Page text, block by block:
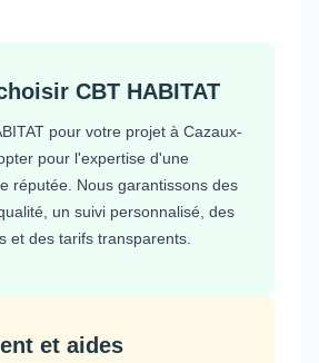
CBT HABITAT
pour votre projet à Cazaux-
pour l'expertise d'une
réputée. Nous garantissons des
un suivi personnalisé, des
et des tarifs transparents.
et aides